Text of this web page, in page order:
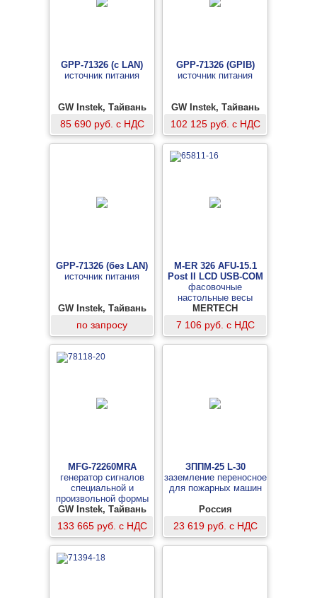
GPP-71326 (c LAN)
источник питания
GW Instek, Тайвань
85 690 руб. с НДС
GPP-71326 (GPIB)
источник питания
GW Instek, Тайвань
102 125 руб. с НДС
GPP-71326 (без LAN)
источник питания
GW Instek, Тайвань
по запросу
M-ER 326 AFU-15.1
Post II LCD USB-COM
фасовочные
настольные весы
MERTECH
7 106 руб. с НДС
MFG-72260MRA
генератор сигналов
специальной и
произвольной формы
GW Instek, Тайвань
133 665 руб. с НДС
ЗППМ-25 L-30
заземление переносное
для пожарных машин
Россия
23 619 руб. с НДС